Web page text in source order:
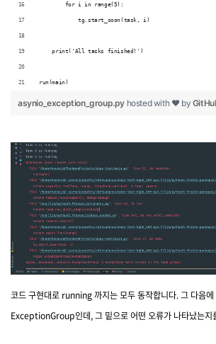
        for i in range(5):
            tg.start_soon(task, i)
    print('All tasks finished!')
run(main)
asynio_exception_group.py hosted with ❤ by
코드 구현대로 running 까지는 모두 동작합니다. 그 다음
ExceptionGroup인데, 그 밑으로 어떤 오류가 나타났는지